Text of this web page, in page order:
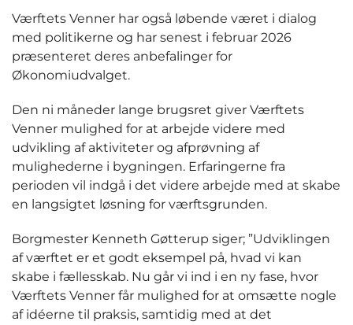
Værftets Venner har også løbende været i dialog
med politikerne og har senest i februar 2026
præsenteret deres anbefalinger for
Økonomiudvalget.
Den ni måneder lange brugsret giver Værftets
Venner mulighed for at arbejde videre med
udvikling af aktiviteter og afprøvning af
mulighederne i bygningen. Erfaringerne fra
perioden vil indgå i det videre arbejde med at skabe
en langsigtet løsning for værftsgrunden.
Borgmester Kenneth Gøtterup siger; ”Udviklingen
af værftet er et godt eksempel på, hvad vi kan
skabe i fællesskab. Nu går vi ind i en ny fase, hvor
Værftets Venner får mulighed for at omsætte nogle
af idéerne til praksis, samtidig med at det